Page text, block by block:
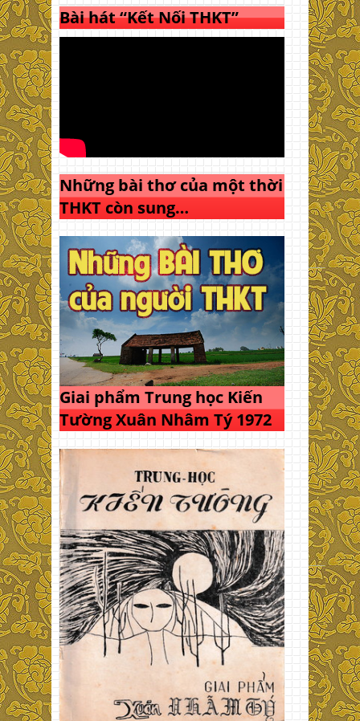
Bài hát “Kết Nối THKT”
Những bài thơ của một thời
THKT còn sung…
Giai phẩm Trung học Kiến
Tường Xuân Nhâm Tý 1972